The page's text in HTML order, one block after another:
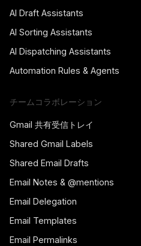
AI Draft Assistants
AI Sorting Assistants
AI Dispatching Assistants
Automation Rules & Agents
チームコラボレーション
Gmail 共有受信トレイ
Shared Gmail Labels
Shared Email Drafts
Email Notes & @mentions
Email Delegation
Email Templates
Email Permalinks